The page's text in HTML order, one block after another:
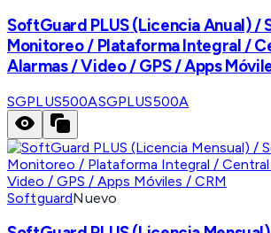
SoftGuard PLUS (Licencia Anual) /
Monitoreo / Plataforma Integral /
Alarmas / Video / GPS / Apps
SGPLUS500ASGPLUS500A
SoftguardNuevo